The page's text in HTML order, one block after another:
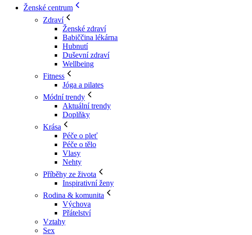
Ženské centrum
Zdraví
Ženské zdraví
Babiččina lékárna
Hubnutí
Duševní zdraví
Wellbeing
Fitness
Jóga a pilates
Módní trendy
Aktuální trendy
Doplňky
Krása
Péče o pleť
Péče o tělo
Vlasy
Nehty
Příběhy ze života
Inspirativní ženy
Rodina & komunita
Výchova
Přátelství
Vztahy
Sex